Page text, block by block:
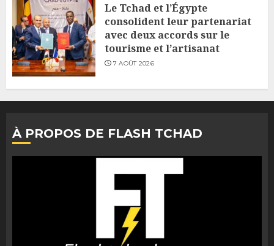
Le Tchad et l’Égypte
consolident leur partenariat
avec deux accords sur le
tourisme et l’artisanat
7 AOÛT 2026
À PROPOS DE FLASH TCHAD